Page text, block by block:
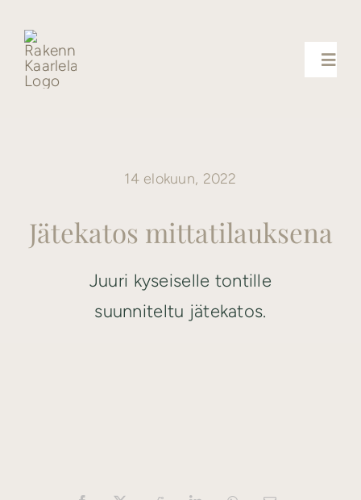
content
Yhteystiedot
14 elokuun, 2022
Jätekatos mittatilauksena
Juuri kyseiselle tontille
suunniteltu jätekatos.